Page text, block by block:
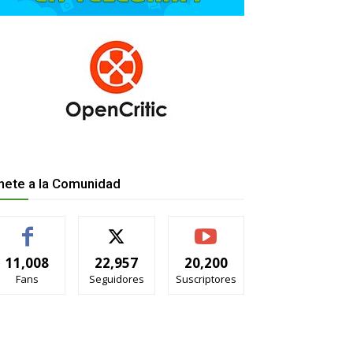
a la Comunidad
11,008
Fans
22,957
Seguidores
20,200
Suscriptores